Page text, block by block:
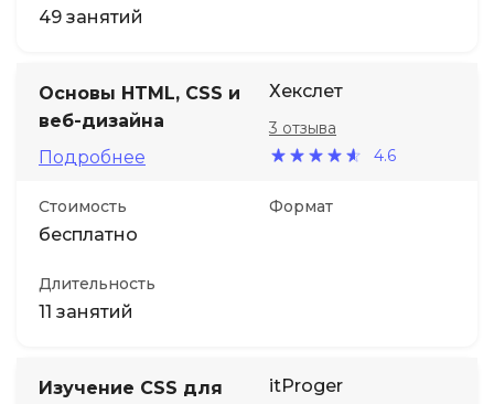
49 занятий
Основы HTML, CSS и
веб-дизайна
Подробнее
Хекслет
4.6
3 отзыва
Стоимость
бесплатно
Формат
Длительность
11 занятий
Изучение CSS для
itProger